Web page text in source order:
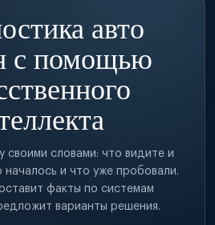
авто
с помощью
словами: что видите и
началось и что уже пробовали.
факты по системам
варианты решения.